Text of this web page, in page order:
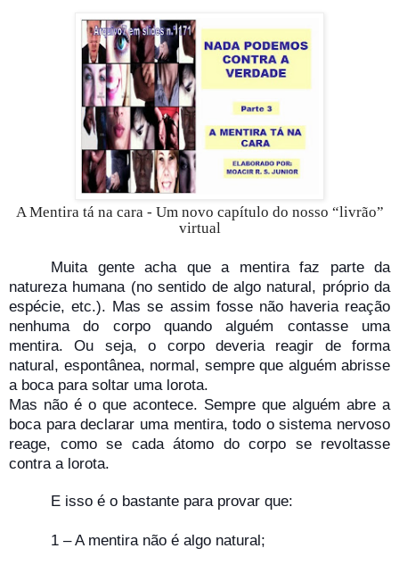
A Mentira tá na cara - Um novo capítulo do nosso “livrão”
virtual
Muita gente acha que a mentira faz parte da
natureza humana (no sentido de algo natural, próprio da
espécie, etc.). Mas se assim fosse não haveria reação
nenhuma do corpo quando alguém contasse uma
mentira. Ou seja, o corpo deveria reagir de forma
natural, espontânea, normal, sempre que alguém abrisse
a boca para soltar uma lorota.
Mas não é o que acontece. Sempre que alguém abre a
boca para declarar uma mentira, todo o sistema nervoso
reage, como se cada átomo do corpo se revoltasse
contra a lorota.
E isso é o bastante para provar que:
1 – A mentira não é algo natural;